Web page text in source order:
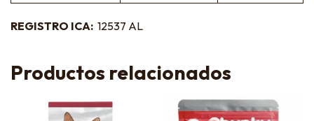
REGISTRO ICA: 12537 AL
Productos relacionados